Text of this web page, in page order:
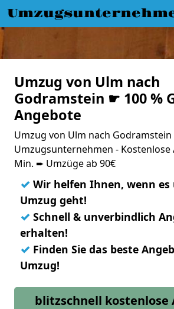
Umzug von Ulm nach
Godramstein ☛ 100 %
Angebote
Umzug von Ulm nach Godramstein
Umzugsunternehmen - Kostenlose
Min. ➨ Umzüge ab 90€
✓ Wir helfen Ihnen, wenn
Umzug geht!
✓ Schnell & unverbindlich
erhalten!
✓ Finden Sie das beste
Umzug!
blitzschnell kostenlose